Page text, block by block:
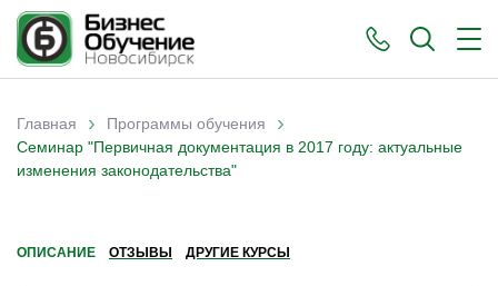
Вы здесь
Главная › Программы обучения ›
Семинар "Первичная документация в 2017 году: актуальные
изменения законодательства"
ОПИСАНИЕ ОТЗЫВЫ ДРУГИЕ КУРСЫ